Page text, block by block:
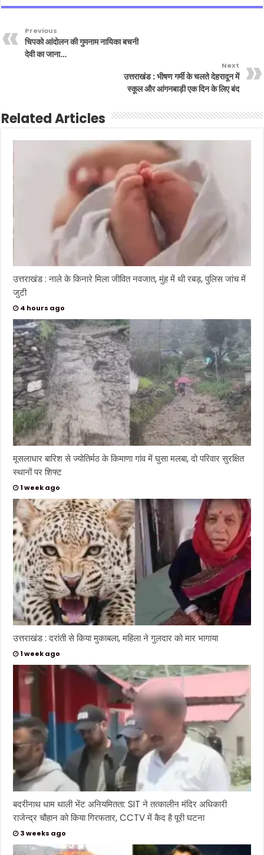
Previous
चिपको आंदोलन की गुमनाम नायिका बचनी
देवी का जाना…
Next
उत्तराखंड : भीषण गर्मी के चलते देहरादून में
स्कूल और आंगनबाड़ी एक दिन के लिए बंद
Related Articles
उत्तराखंड : नाले के किनारे मिला जीवित नवजात, मुंह में थी रबड़, पुलिस जांच में
जुटी
4 hours ago
मूसलाधार बारिश से ज्योतिर्मठ के किमाणा गांव में घुसा मलबा, दो परिवार सुरक्षित
स्थानों पर शिफ्ट
1 week ago
उत्तराखंड : दरांती से किया मुकाबला, महिला ने गुलदार को मार भागाया
1 week ago
बदरीनाथ धाम थाली भेंट अनियमितता: SIT ने तत्कालीन मंदिर अधिकारी
राजेन्द्र चौहान को किया गिरफतार, CCTV में कैद है पूरी घटना
3 weeks ago